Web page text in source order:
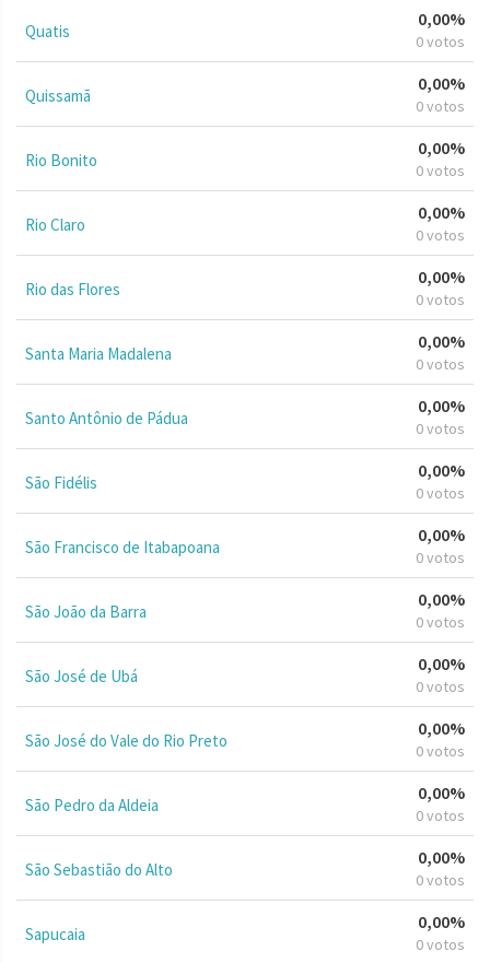
Quatis
0,00%
0 votos
Quissamã
0,00%
0 votos
Rio Bonito
0,00%
0 votos
Rio Claro
0,00%
0 votos
Rio das Flores
0,00%
0 votos
Santa Maria Madalena
0,00%
0 votos
Santo Antônio de Pádua
0,00%
0 votos
São Fidélis
0,00%
0 votos
São Francisco de Itabapoana
0,00%
0 votos
São João da Barra
0,00%
0 votos
São José de Ubá
0,00%
0 votos
São José do Vale do Rio Preto
0,00%
0 votos
São Pedro da Aldeia
0,00%
0 votos
São Sebastião do Alto
0,00%
0 votos
Sapucaia
0,00%
0 votos